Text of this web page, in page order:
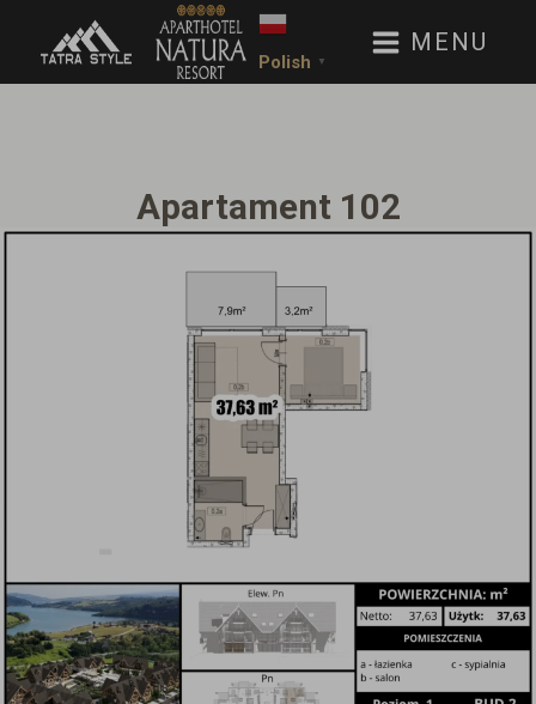
Polish ▼
MENU
Apartament 102